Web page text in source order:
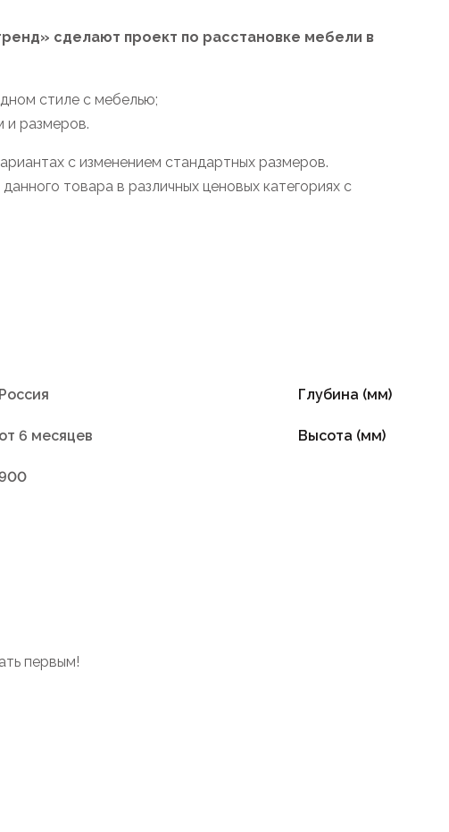
сделают проект по расстановке мебели в
стиле с мебелью;
и размеров.
с изменением стандартных размеров.
товара в различных ценовых категориях с
Россия
от 6 месяцев
Глубина (мм)
Высота (мм)
первым!